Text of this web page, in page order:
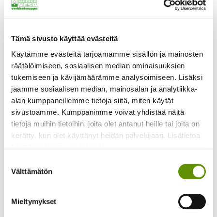
Tämä sivusto käyttää evästeitä
Käytämme evästeitä tarjoamamme sisällön ja mainosten
räätälöimiseen, sosiaalisen median ominaisuuksien
tukemiseen ja kävijämäärämme analysoimiseen. Lisäksi
jaamme sosiaalisen median, mainosalan ja analytiikka-
alan kumppaneillemme tietoja siitä, miten käytät
sivustoamme. Kumppanimme voivat yhdistää näitä
tietoja muihin tietoihin, joita olet antanut heille tai joita on
kerätty, kun olet käyttänyt heidän palvelujaan. Lisätietoa
käyttämistämme evästeistä
valinta
Välttämätön
Mieltymykset
Sedum selskianum
Spirit
4,40€ – 22,50€Hintaluokka:
4,40 €
-
Sisältää
arvonlisäveron
Summer Colors an. noin
40 s.
5,00€ Sisältää arvonlisäveron
3,00 €